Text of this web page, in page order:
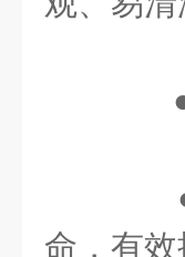
●
● *
命，有效